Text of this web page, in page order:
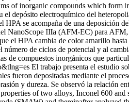
of inorganic compounds which form
depósito electroquímico del
se acompaña de una deposición
NanoScope IIIa (AFM-EC) para
el HPA cambia de color amarillo
de ciclos de potencial y al
de compuestos inorgánicos que
El trabajo presenta el estudio
fueron depositadas mediante el
y dureza. Se observó la relación
of two alloys, Inconel 600